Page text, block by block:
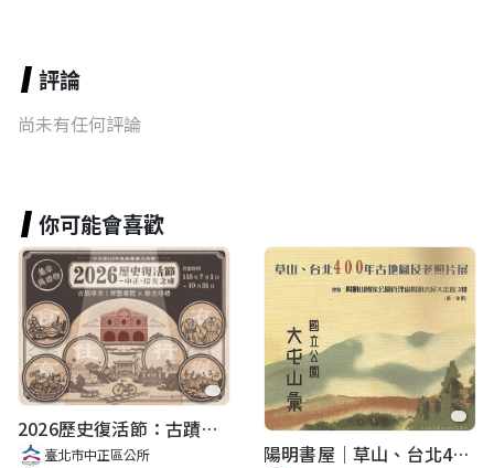
評論
尚未有任何評論
你可能會喜歡
2026歷史復活節：古蹟尋章 | 智慧導覽 × 拾光尋禮
臺北市中正區公所
陽明書屋｜草山、台北400年古地圖老照片展｜智慧導覽